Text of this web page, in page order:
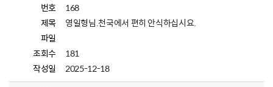
번호
168
제목
영일형님.천국에서 편히 안식하십시요.
파일
조회수
181
작성일
2025-12-18